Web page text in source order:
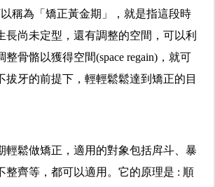
稱為「矯正黃金期」，就是指這段時
長尚未定型，還有調整的空間，可以利
整骨骼以獲得空間(space regain)，就可
拔牙的前提下，輕輕鬆鬆達到矯正的目
輕鬆做矯正，適用的對象包括戽斗、暴
整齊等，都可以適用。它的原理是 : 順